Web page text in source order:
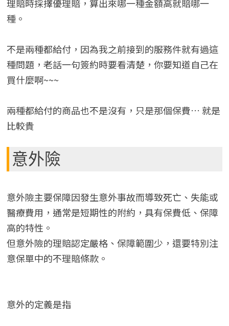
理賠時採擇優理賠，算出來哪一種金額高就賠哪一
種。
不是兩種都給付，因為我之前接到的服務件就有過這
種問題，老話一句簽約時要看清楚，你要知道自己在
買什麼啊~~~
兩種都給付的商品也不是沒有，只是那個保費… 就是
比較貴
意外險
意外險主要保障因發生意外事故而導致死亡、失能或
醫療費用，通常是短期性的附約，具有保費低、保障
高的特性。
但意外險的理賠認定嚴格、保障範圍少，還要特別注
意保單中的不理賠條款。
意外的定義是指